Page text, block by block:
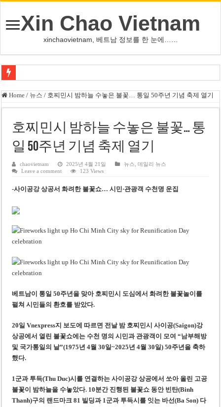
Xin Chao Vietnam
xinchaovietnam, 베트남 정보를 한 눈에……
쩐 타인 먼 베트남 국회의장 “외교 성과, 국가 위상 제고에 크게 기여”
싱가포르 하오마트, 마지막 프리미엄 매장 폐점… 적자·소송 악재 속 사업 축
베트남 은행 분기 순이익 1조 동 시대…비엣콤뱅크 등 5곳 돌파
PNJ, 다이아몬드 밀수 여파에 2분기 적자… 10월 임시 주총 개최
케펠, 투티엠 엠파이어시티 지분 전량 2억7000만 달러에 매각
베트남 MB은행, 2026년 수익 목표 자신…부동산 대출 비율 13% 고수
베트남주식 HAT, 15년 연속 현금 배당…주당 3,000동 지급
‘1,000억 달러 남북고속철 투자’ 호언장담 메콜로르 회장 체포
베트남 세무당국, 납세자 정보 공개 기준·절차 명확화
Home / 뉴스 / 호찌민시 밤하늘 수놓은 불꽃… 통일 50주년 기념 축제 열기
호찌민시 밤하늘 수놓은 불꽃… 통
일 50주년 기념 축제 열기
chaovietnam 2025년 4월 21일 뉴스 ,데일리 뉴스
Leave a comment
123 Views
-사이공강 상공서 화려한 불꽃쇼… 시민·관광객 수천명 운집
베트남이 통일 50주년을 맞아 호찌민시 도심에서 화려한 불꽃놀이를
펼쳐 시민들의 환호를 받았다.
20일 Vnexpress지 보도에 따르면 전날 밤 호찌민시 사이공(Saigon)강
상공에서 열린 불꽃쇼에는 수천 명의 시민과 관광객이 모여 “남부해방
및 국가통일의 날”(1975년 4월 30일~2025년 4월 30일) 50주년을 축하
했다.
1군과 투득(Thu Duc)시를 연결하는 사이공강 상공에서 쏘아 올린 고공
불꽃이 밤하늘을 수놓았다. 10분간 진행된 불꽃쇼 동안 빈탄(Binh
Thanh)구의 랜드마크 81 빌딩과 1군과 투득시를 잇는 바선(Ba Son) 다